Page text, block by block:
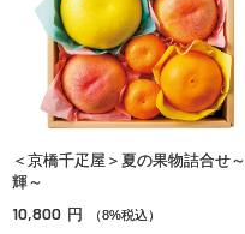
＜京橋千疋屋＞夏の果物詰合せ～
輝～
10,800 円 （8%税込）